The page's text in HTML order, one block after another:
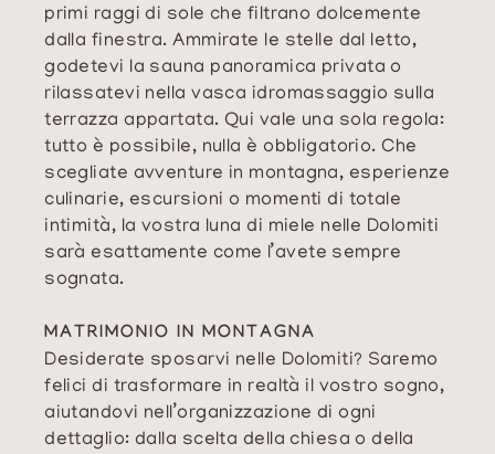
primi raggi di sole che filtrano dolcemente
dalla finestra. Ammirate le stelle dal letto,
godetevi la sauna panoramica privata o
rilassatevi nella vasca idromassaggio sulla
terrazza appartata. Qui vale una sola regola:
tutto è possibile, nulla è obbligatorio. Che
scegliate avventure in montagna, esperienze
culinarie, escursioni o momenti di totale
intimità, la vostra luna di miele nelle Dolomiti
sarà esattamente come l’avete sempre
sognata.
MATRIMONIO IN MONTAGNA
Desiderate sposarvi nelle Dolomiti? Saremo
felici di trasformare in realtà il vostro sogno,
aiutandovi nell’organizzazione di ogni
dettaglio: dalla scelta della chiesa o della